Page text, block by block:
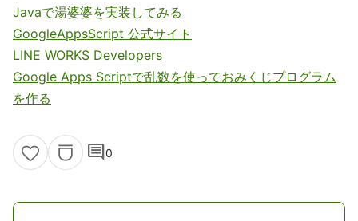
Javaで湯婆婆を実装してみる
GoogleAppsScript 公式サイト
LINE WORKS Developers
Google Apps Scriptで乱数を使っておみくじプログラム
を作る
comment0